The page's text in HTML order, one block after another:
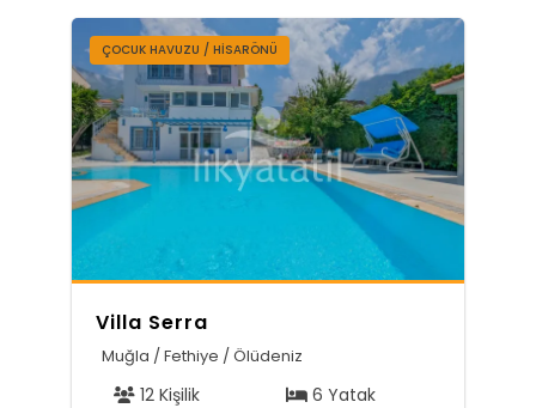
ÇOCUK HAVUZU / HISARÖNÜ
Villa Serra
Muğla / Fethiye / Ölüdeniz
12 Kişilik
6 Yatak